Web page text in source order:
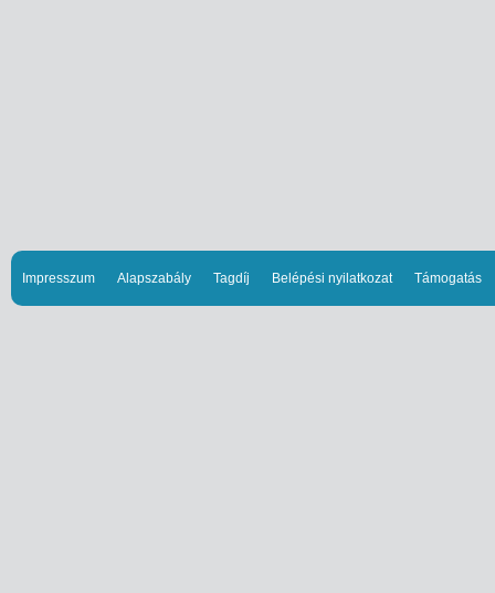
Impresszum Alapszabály Tagdíj Belépési nyilatkozat Támogatás